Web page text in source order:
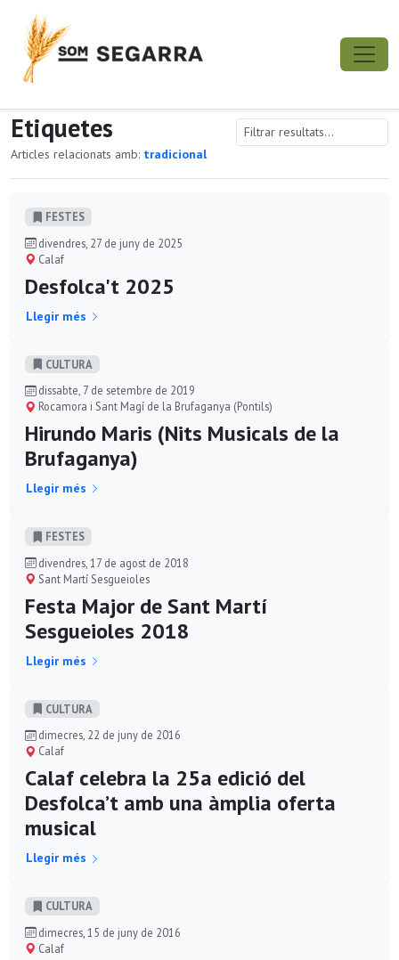
Etiquetes
Articles relacionats amb: tradicional
FESTES
divendres, 27 de juny de 2025
Calaf
Desfolca't 2025
Llegir més
CULTURA
dissabte, 7 de setembre de 2019
Rocamora i Sant Magí de la Brufaganya (Pontils)
Hirundo Maris (Nits Musicals de la
Brufaganya)
Llegir més
FESTES
divendres, 17 de agost de 2018
Sant Martí Sesgueioles
Festa Major de Sant Martí
Sesgueioles 2018
Llegir més
CULTURA
dimecres, 22 de juny de 2016
Calaf
Calaf celebra la 25a edició del
Desfolca’t amb una àmplia oferta
musical
Llegir més
CULTURA
dimecres, 15 de juny de 2016
Calaf